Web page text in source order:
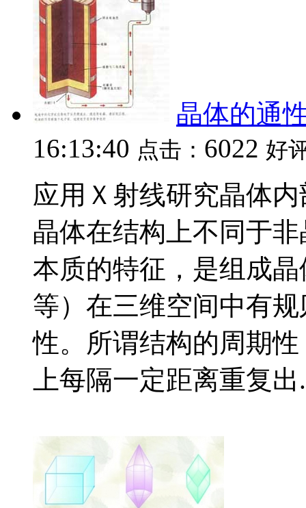
晶体的通
16:13:40 点击： 6022 好
应用Ｘ射线研究晶体
晶体在结构上不同于
本质的特征，是组成
等）在三维空间中有
性。所谓结构的周期
上每隔一定距离重复出